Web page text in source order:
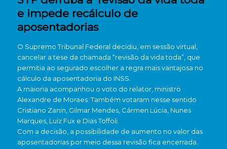
e impede recálculo de
aposentadorias
O Supremo Tribunal Federal decidiu, em sessão virtual,
cancelar a tese da chamada “revisão da vida toda”, que
permitia ao segurado escolher a regra mais vantajosa no
cálculo da aposentadoria do INSS.
A maioria acompanhou o voto do relator, ministro
Alexandre de Moraes. Também votaram nesse sentido
Cristiano Zanin, Gilmar Mendes, Cármen Lúcia, Nunes
Marques, Luiz Fux e Dias Toffoli.
Com a decisão, a possibilidade de aumento no valor das
aposentadorias por meio dessa revisão fica encerrada.